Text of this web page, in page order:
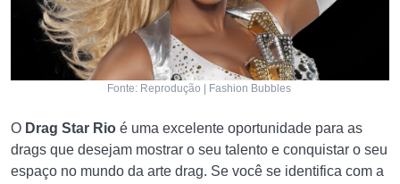
Fonte: Reprodução | Fashion Bubbles
O Drag Star Rio é uma excelente oportunidade para as
drags que desejam mostrar o seu talento e conquistar o seu
espaço no mundo da arte drag. Se você se identifica com a